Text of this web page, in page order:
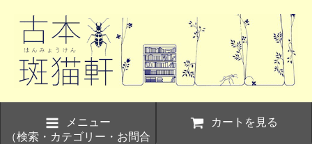
メニュー
（検索・カテゴリー・お問合
カートを見る